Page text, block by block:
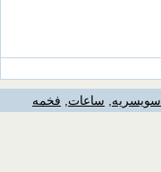
سويسريه ساعات فخمه